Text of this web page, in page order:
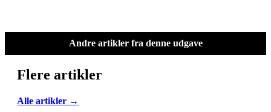
Andre artikler fra denne udgave
Flere artikler
Alle artikler →